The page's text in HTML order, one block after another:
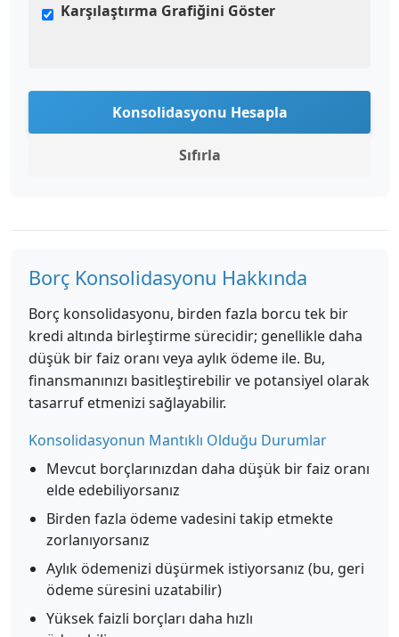
Karşılaştırma Grafiğini Göster
Konsolidasyonu Hesapla
Sıfırla
Borç Konsolidasyonu Hakkında
Borç konsolidasyonu, birden fazla borcu tek bir
kredi altında birleştirme sürecidir; genellikle daha
düşük bir faiz oranı veya aylık ödeme ile. Bu,
finansmanınızı basitleştirebilir ve potansiyel olarak
tasarruf etmenizi sağlayabilir.
Konsolidasyonun Mantıklı Olduğu Durumlar
Mevcut borçlarınızdan daha düşük bir faiz oranı
elde edebiliyorsanız
Birden fazla ödeme vadesini takip etmekte
zorlanıyorsanız
Aylık ödemenizi düşürmek istiyorsanız (bu, geri
ödeme süresini uzatabilir)
Yüksek faizli borçları daha hızlı